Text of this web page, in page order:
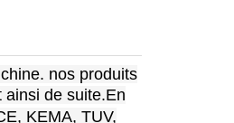
nos produits
ainsi de suite.En
KEMA, TUV,